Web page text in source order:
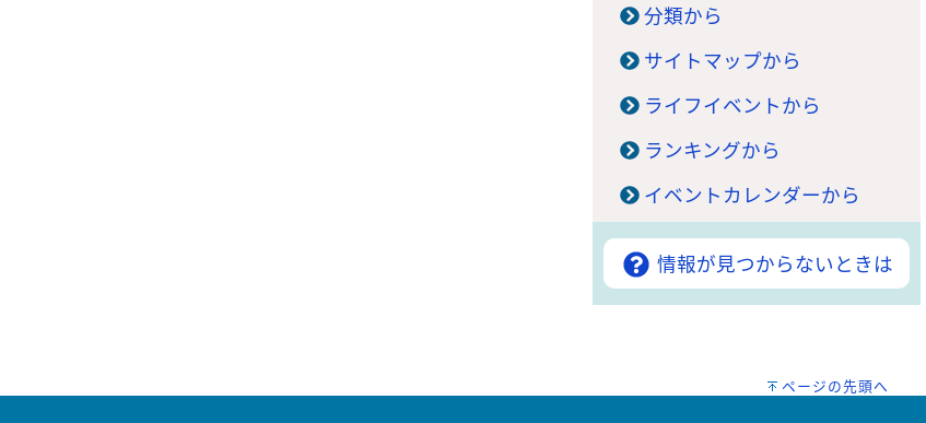
分類から
サイトマップから
ライフイベントから
ランキングから
イベントカレンダーから
情報が見つからないときは
ページの先頭へ